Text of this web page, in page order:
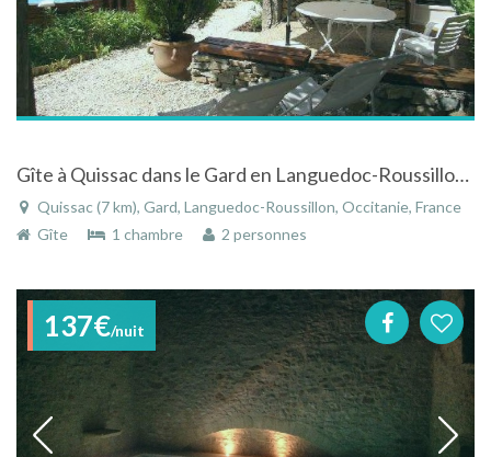
Gîte à Quissac dans le Gard en Languedoc-Roussillon en bord de rivière avec piscine
Quissac (7 km), Gard, Languedoc-Roussillon, Occitanie, France
Gîte
1 chambre 2 personnes
137€/nuit